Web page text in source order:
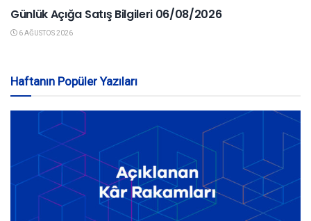
Günlük Açığa Satış Bilgileri 06/08/2026
6 AĞUSTOS 2026
Haftanın Popüler Yazıları